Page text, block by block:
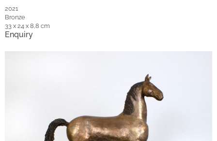
2021
Bronze
33 x 24 x 8,8 cm
Enquiry